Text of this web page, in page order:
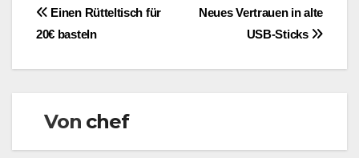
Beitragsnavigation
Neues Vertrauen in alte
USB-Sticks
Einen Rütteltisch für
20€ basteln
Von chef